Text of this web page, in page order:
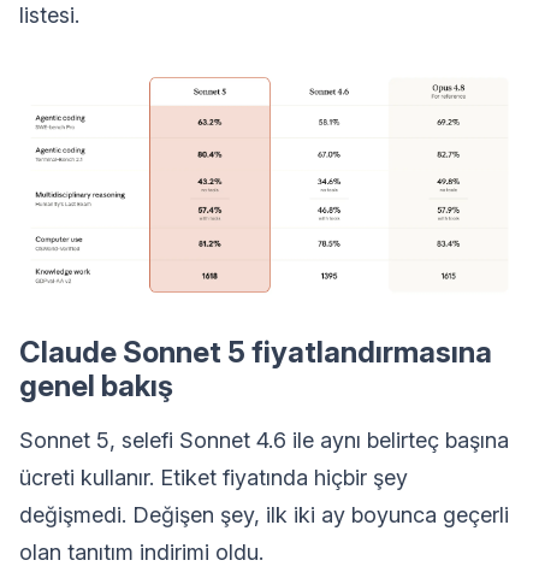
listesi.
Claude Sonnet 5 fiyatlandırmasına
genel bakış
Sonnet 5, selefi Sonnet 4.6 ile aynı belirteç başına
ücreti kullanır. Etiket fiyatında hiçbir şey
değişmedi. Değişen şey, ilk iki ay boyunca geçerli
olan tanıtım indirimi oldu.